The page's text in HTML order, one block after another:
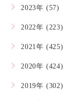
2023年 (57)
2022年 (223)
2021年 (425)
2020年 (424)
2019年 (302)